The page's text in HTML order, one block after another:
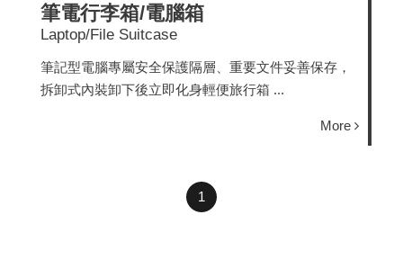
筆電行李箱/電腦箱
Laptop/File Suitcase
筆記型電腦專屬安全保護隔層、重要文件妥善保存，
拆卸式內裝卸下後立即化身輕便旅行箱 ...
More
1